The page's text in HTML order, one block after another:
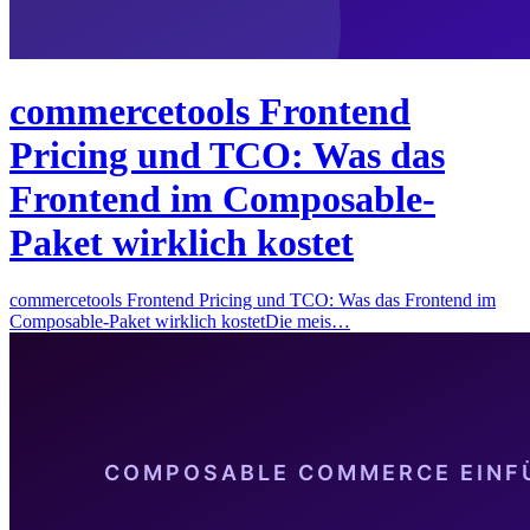
commercetools Frontend
Pricing und TCO: Was das
Frontend im Composable-
Paket wirklich kostet
commercetools Frontend Pricing und TCO: Was das Frontend im
Composable-Paket wirklich kostetDie meis…